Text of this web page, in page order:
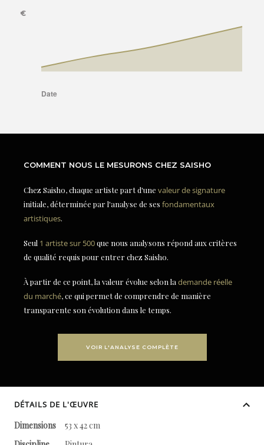
COMMENT NOUS LE MESURONS CHEZ SAISHO
Chez Saisho, chaque artiste part d'une valeur de signature
initiale, déterminée par l'analyse de ses fondamentaux
artistiques.
Seul 1 artiste sur 500que nous analysons répond aux critères
de qualité requis pour entrer chez Saisho.
À partir de ce point, la valeur évolue selon la demande réelle
du marché, ce qui permet de comprendre de manière
transparente son évolution dans le temps.
VOIR L'ANALYSE COMPLÈTE
DÉTAILS DE L'ŒUVRE
Dimensions
53 x 42 cm